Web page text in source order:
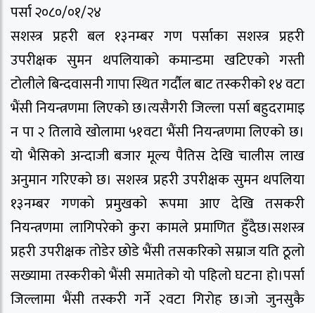
पर्सा २०८०/०१/२४
सशस्त्र प्रहरी बल १३नम्बर गण पर्साका सशस्त्र प्रहरी
उपरीक्षक सुमन थपलियाको कमान्डमा खटिएको गस्ती
टोलीले बिन्दवासनी गापा स्थित गर्दौल बाट तस्करीको १४ वटा
भैंसी नियन्त्रणमा लिएको छ।त्यसैगरी जिल्ला पर्सा बहुदरामाइ
न पा २ तिलावे खोलामा ५१वटा भैंसी नियन्त्रणमा लिएको छ।
यो भैसिको अन्दाजी बजार मूल्य पैतिस देखि चालीस लाख
अनुमान गरिएको छ। सशस्त्र प्रहरी उपरीक्षक सुमन थपलिया
१३नम्बर गणको प्रमुखको रूपमा आए देखि तसकरी
नियन्त्रणमा लागिपरेको कुरा कामले प्रमाणित हुँदैछ।सशस्त्र
प्रहरी उपरीक्षक तोडेर छोडे भैंसी तसकरिको सम्राज यति ठूलो
सख्यामा तस्करीको भैंसी समातेको यो पहिलो घटना हो।पर्सा
जिल्लामा भैंसी तस्करी गर्ने २वटा गिरोह छ।जो जुनसुकै